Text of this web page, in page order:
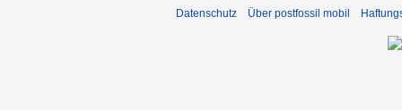
Datenschutz Über postfossil mobil